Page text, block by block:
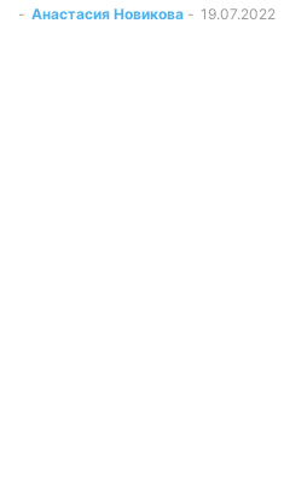
- Анастасия Новикова - 19.07.2022